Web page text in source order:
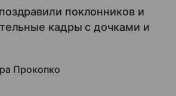
поклонников и
кадры с дочками и
Прокопко